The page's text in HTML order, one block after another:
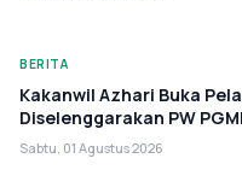
BERITA
Kakanwil Azhari Buka
Diselenggarakan PW
Sabtu, 01 Agustus 2026